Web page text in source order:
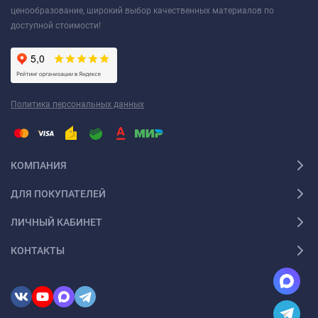
Экологичность и безопасность.
изготавливаются из экологически чистых материалов,
которые не выделяют вредных веществ в окружающую
среду. Они также не поддерживают горение и могут
Простота ухода.
требуют особого внимания. Их можно легко очистить от
натяжной потолок может служить долгие годы, сохраняя
служить дополнительным слоем звукоизоляции, поглощая
часть звуков и снижая уровень шума в помещении.
ценообразование, широкий выбор качественных материалов по
доступной стоимости!
Политика персональных данных
КОМПАНИЯ
ДЛЯ ПОКУПАТЕЛЕЙ
ЛИЧНЫЙ КАБИНЕТ
КОНТАКТЫ